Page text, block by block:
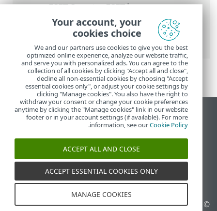
העזרה המקוונת של ESET >
ESET Smart
Security Premium
>
ESET Smart Security
Premium
> דרישות מערכת> התמיכה ב-
Windows 10 עם 32 סיביות מסתיימת
הצג את האתר למחשב
End of Life
מאגר הידע של ESET
ESET Status Portal
תמיכה אזורית
© 1992 - 2026 ESET, spol. s ניהול קובצי Cookie
Your account, your
cookies choice
We and our partners use cookies to give you the best
optimized online experience, analyze our website traffic,
and serve you with personalized ads. You can agree to the
collection of all cookies by clicking "Accept all and close",
decline all non-essential cookies by choosing "Accept
essential cookies only", or adjust your cookie settings by
clicking "Manage cookies". You also have the right to
withdraw your consent or change your cookie preferences
anytime by clicking the "Manage cookies" link in our website
footer or in your account settings (if available). For more
information, see ourCookie Policy
.
ACCEPT ALL AND CLOSE
ACCEPT ESSENTIAL COOKIES ONLY
MANAGE COOKIES